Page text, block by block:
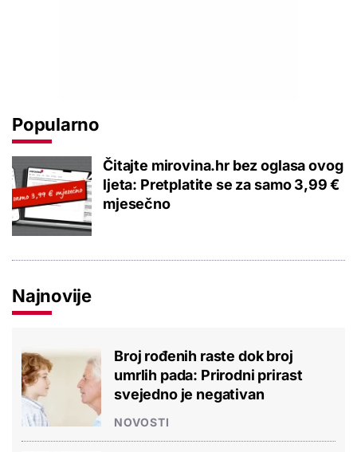
Popularno
Čitajte mirovina.hr bez oglasa ovog
ljeta: Pretplatite se za samo 3,99 €
mjesečno
Najnovije
Broj rođenih raste dok broj
umrlih pada: Prirodni prirast
svejedno je negativan
NOVOSTI